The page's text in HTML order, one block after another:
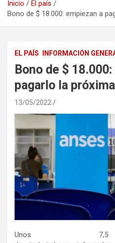
Inicio
El país
Bono de $ 18.000: empiezan a
EL PAÍS INFORMACIÓN
Bono de $
pagarlo la
13/05/2022
Unos 7,5